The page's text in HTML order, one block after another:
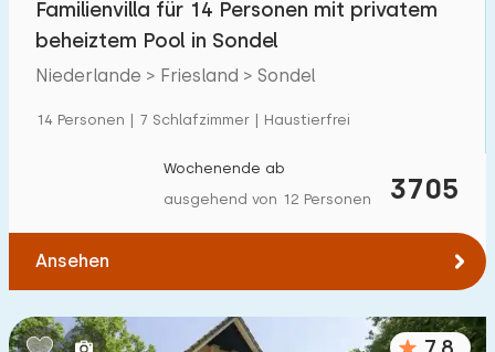
Von Sondel(max. km)
Zum Meer(max. km):
5 10
1 2
Zum Wasser(max. km)
Familienvilla für 14 Personen mit privatem
beheiztem Pool in Sondel
Niederlande > Friesland > Sondel
14 Personen | 7 Schlafzimmer | Haustierfrei
3705
Wochenende ab
ausgehend von 12 Personen
Ansehen